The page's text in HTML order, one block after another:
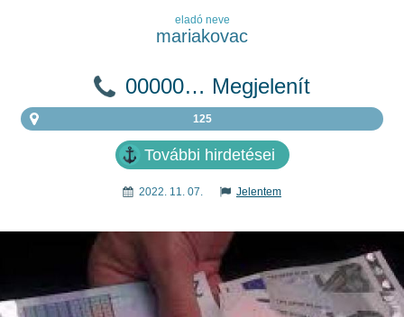
eladó neve
mariakovac
00000… Megjelenít
125
További hirdetései
2022. 11. 07. Jelentem